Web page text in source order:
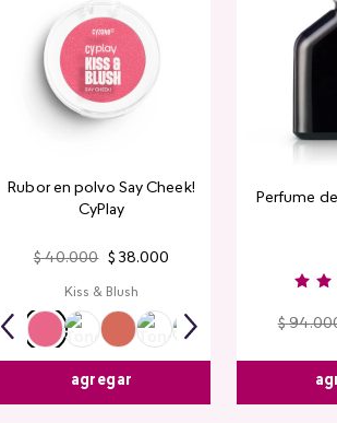
Rubor en polvo Say Cheek!
CyPlay
$ 40.000 $ 38.000
Kiss & Blush
agregar
Perfume
$ 94.